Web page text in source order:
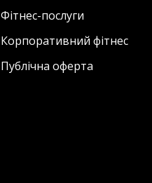
Фітнес-послуги
Корпоративний фітнес
Публічна оферта